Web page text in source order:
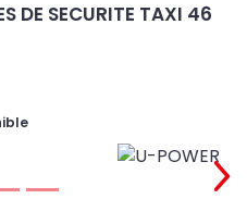
DE SECURITE TAXI 46